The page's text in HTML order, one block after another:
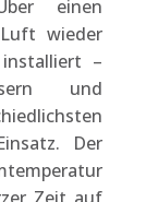
einen
wieder
–
und
Der
Zeit auf